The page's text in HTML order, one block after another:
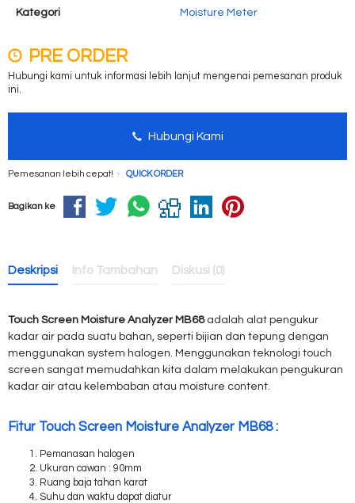
Kategori Moisture Meter
PRE ORDER
Hubungi kami untuk informasi lebih lanjut mengenai pemesanan produk
ini.
Hubungi Kami
Pemesanan lebih cepat! QUICK ORDER
Bagikan ke
Deskripsi Info Tambahan Diskusi (0)
Touch Screen Moisture Analyzer MB68adalah alat pengukur
kadar air pada suatu bahan, seperti bijian dan tepung dengan
menggunakan system halogen. Menggunakan teknologi touch
screen sangat memudahkan kita dalam melakukan pengukuran
kadar air atau kelembaban atau moisture content.
Fitur Touch Screen Moisture Analyzer MB68 :
Pemanasan halogen
Ukuran cawan : 90mm
Ruang baja tahan karat
Suhu dan waktu dapat diatur